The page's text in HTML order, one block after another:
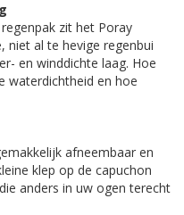
zit het Poray
niet al te hevige regenbui
en winddichte laag. Hoe
waterdichtheid en hoe
afneembaar en
klep op de capuchon
anders in uw ogen terecht